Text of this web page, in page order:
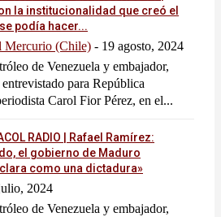
la institucionalidad que creó el
podía hacer...
Mercurio (Chile) - 19 agosto, 2024
de Venezuela y embajador,
para República
Carol Fior Pérez, en el...
RADIO | Rafael Ramírez:
el gobierno de Maduro
como una dictadura»
2024
de Venezuela y embajador,